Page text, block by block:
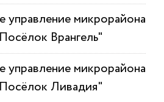
управление микрорайона
Врангель"
управление микрорайона
Ливадия"